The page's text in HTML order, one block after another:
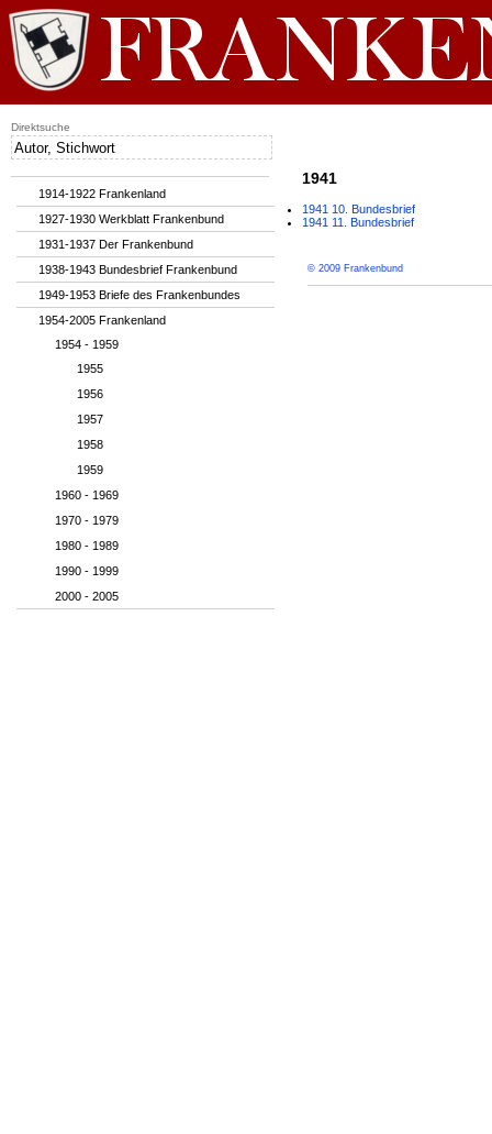
1941
1941 10. Bundesbrief
1941 11. Bundesbrief
© 2009 Frankenbund
1914-1922 Frankenland
1927-1930 Werkblatt Frankenbund
1931-1937 Der Frankenbund
1938-1943 Bundesbrief Frankenbund
1949-1953 Briefe des Frankenbundes
1954-2005 Frankenland
1954 - 1959
1955
1956
1957
1958
1959
1960 - 1969
1970 - 1979
1980 - 1989
1990 - 1999
2000 - 2005
Direktsuche